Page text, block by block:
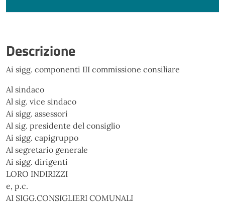
Descrizione
Ai sigg. componenti III commissione consiliare
Al sindaco
Al sig. vice sindaco
Ai sigg. assessori
Al sig. presidente del consiglio
Ai sigg. capigruppo
Al segretario generale
Ai sigg. dirigenti
LORO INDIRIZZI
e, p.c.
AI SIGG.CONSIGLIERI COMUNALI